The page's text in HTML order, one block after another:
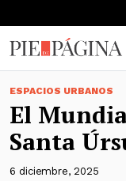
ESPACIOS URBANOS
El
Santa
6 diciembre, 2025